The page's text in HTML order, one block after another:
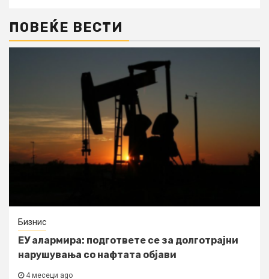
ПОВЕЌЕ ВЕСТИ
Бизнис
ЕУ алармира: подгответе се за долготрајни
нарушувања со нафтата објави
4 месеци ago